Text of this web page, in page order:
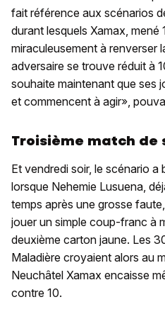
fait référence aux scénarios
durant lesquels Xamax, mené
miraculeusement à renverser
adversaire se trouve réduit à
souhaite maintenant que ses
et commencent à agir»,
Troisième match de
Et vendredi soir, le scénario a
lorsque Nehemie Lusuena,
temps après une grosse
jouer un simple coup-franc à
deuxième carton jaune. Les
Maladière croyaient alors au
Neuchâtel Xamax encaisse
contre 10.